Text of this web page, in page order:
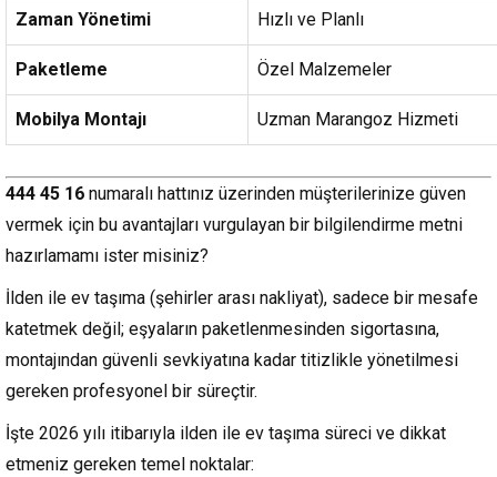
Zaman Yönetimi Hızlı ve Planlı
Paketleme Özel Malzemeler
Mobilya Montajı Uzman Marangoz Hizmeti
444 45 16 numaralı hattınız üzerinden müşterilerinize güven
vermek için bu avantajları vurgulayan bir bilgilendirme metni
hazırlamamı ister misiniz?
İlden ile ev taşıma (şehirler arası nakliyat), sadece bir mesafe
katetmek değil; eşyaların paketlenmesinden sigortasına,
montajından güvenli sevkiyatına kadar titizlikle yönetilmesi
gereken profesyonel bir süreçtir.
İşte 2026 yılı itibarıyla ilden ile ev taşıma süreci ve dikkat
etmeniz gereken temel noktalar: